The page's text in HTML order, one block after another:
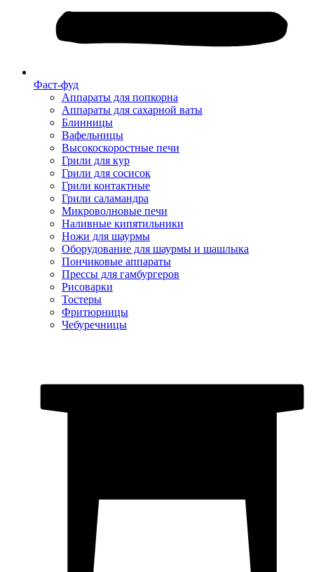
Фаст-фуд
Аппараты для попкорна
Аппараты для сахарной ваты
Блинницы
Вафельницы
Высокоскоростные печи
Грили для кур
Грили для сосисок
Грили контактные
Грили саламандра
Микроволновые печи
Наливные кипятильники
Ножи для шаурмы
Оборудование для шаурмы и шашлыка
Пончиковые аппараты
Прессы для гамбургеров
Рисоварки
Тостеры
Фритюрницы
Чебуречницы